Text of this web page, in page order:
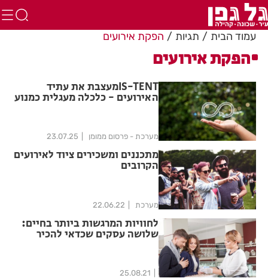
עמוד הבית תגיות הפקת אירועים
הפקת אירועים
IS-TENTמעצבת את עתיד
האירועים - כלכלה מעגלית כמנוע
מערכת - פרסום ממומן 23.07.25
מתכננים ומשכירים ציוד לאירועים
הקרובים
מערכת 22.06.22
לחוויות המרגשות ביותר בחיים:
שלושה עסקים שכדאי להכיר
25.08.21